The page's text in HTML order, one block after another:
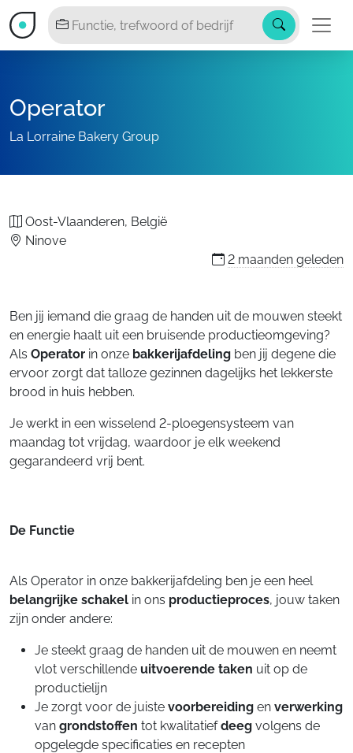
Operator
La Lorraine Bakery Group
Oost-Vlaanderen, België
Ninove
2 maanden geleden
Ben jij iemand die graag de handen uit de mouwen steekt
en energie haalt uit een bruisende productieomgeving?
Als Operator in onze bakkerijafdeling ben jij degene die
ervoor zorgt dat talloze gezinnen dagelijks het lekkerste
brood in huis hebben.
Je werkt in een wisselend 2-ploegensysteem van
maandag tot vrijdag, waardoor je elk weekend
gegarandeerd vrij bent.
De Functie
Als Operator in onze bakkerijafdeling ben je een heel
belangrijke schakel in ons productieproces, jouw taken
zijn onder andere:
Je steekt graag de handen uit de mouwen en neemt
vlot verschillende uitvoerende taken uit op de
productielijn
Je zorgt voor de juiste voorbereiding en verwerking
van grondstoffen tot kwalitatiefdeeg volgens de
opgelegde specificaties en recepten